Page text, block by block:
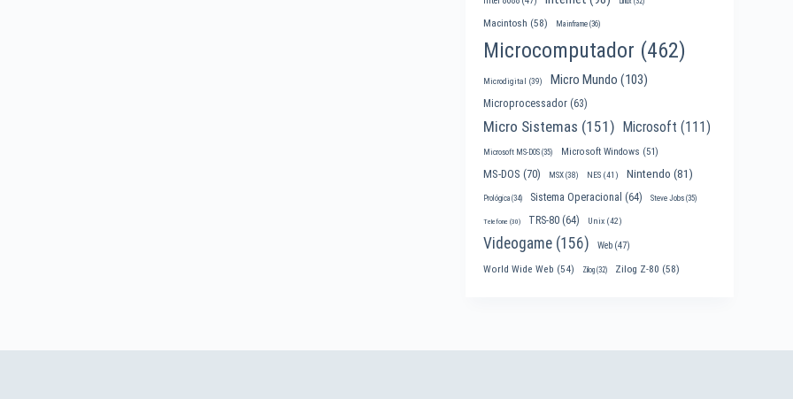
Macintosh (58) Mainframe (36)
Microcomputador (462)
Microdigital (39) Micro Mundo (103)
Microprocessador (63)
Micro Sistemas (151) Microsoft (111)
Microsoft MS-DOS (35) Microsoft Windows (51)
MS-DOS (70) MSX(38) NES (41) Nintendo (81)
Prológica (34) Sistema Operacional (64) Steve Jobs (35)
Telefone (30) TRS-80 (64) Unix (42)
Videogame (156) Web (47)
World Wide Web (54) Zilog (32) Zilog Z-80 (58)